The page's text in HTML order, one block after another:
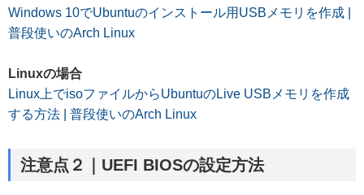
Windows 10でUbuntuのインストール用USBメモリを作成 |
普段使いのArch Linux
Linuxの場合
Linux上でisoファイルからUbuntuのLive USBメモリを作成
する方法 | 普段使いのArch Linux
注意点２ ｜UEFI BIOSの設定方法